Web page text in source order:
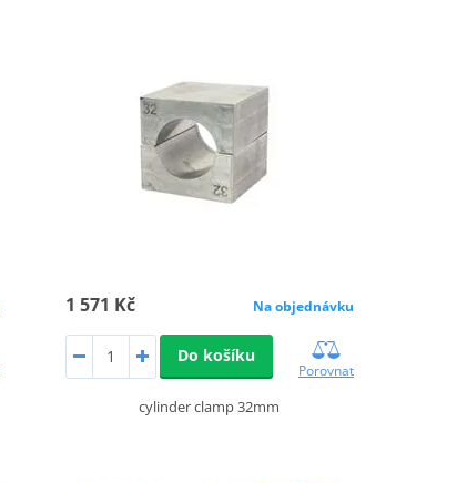
1 571 Kč Na objednávku
Do košíku
Porovnat
cylinder clamp 32mm